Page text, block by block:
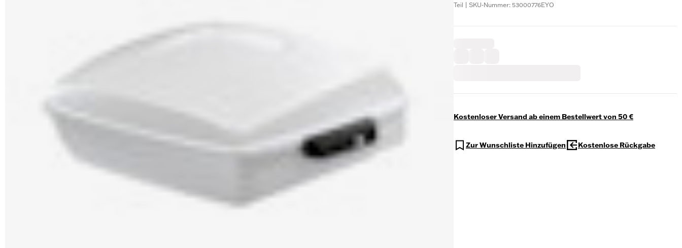
Teil | SKU-Nummer: 53000776EYO
Kostenloser Versand ab einem Bestellwert von 50 €
Zur Wunschliste Hinzufügen Kostenlose Rückgabe